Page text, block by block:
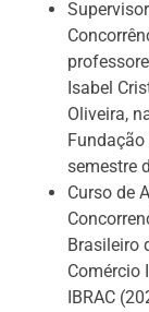
Isabel
Oliveira,
Fundação
semestre
Curso de
Brasileiro
Comércio
IBRAC